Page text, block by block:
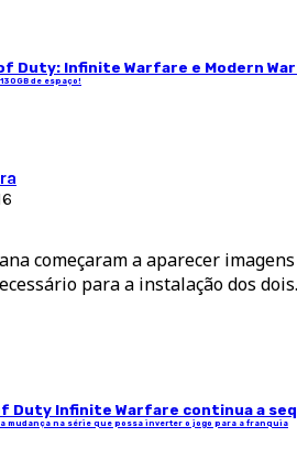
Duty: Infinite Warfare e Modern
de espaço!
começaram a aparecer
para a instalação dos
Duty Infinite Warfare continua a
mudança na série que possa inverter o jogo para a franquia